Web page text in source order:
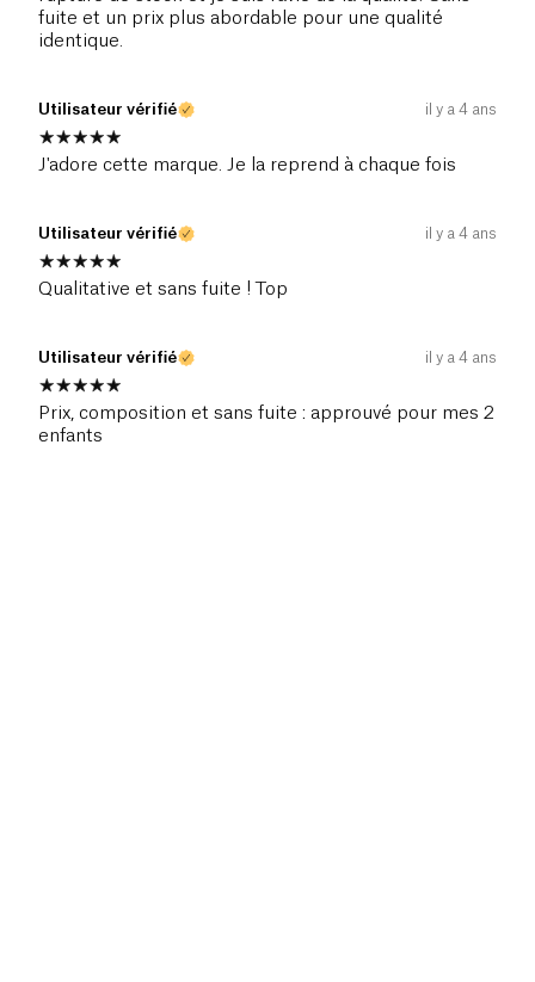
fuite et un prix plus abordable pour une qualité
identique.
Utilisateur vérifié il y a 4 ans
J'adore cette marque. Je la reprend à chaque fois
Utilisateur vérifié il y a 4 ans
Qualitative et sans fuite ! Top
Utilisateur vérifié il y a 4 ans
Prix, composition et sans fuite : approuvé pour mes 2
enfants